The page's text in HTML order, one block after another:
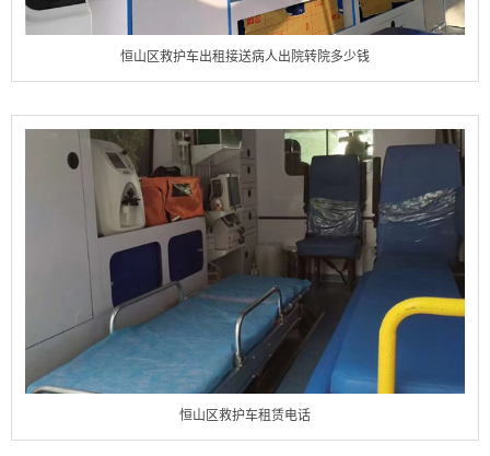
恒山区救护车出租接送病人出院转院多少钱
恒山区救护车租赁电话